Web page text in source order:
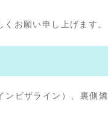
お願い申し上げます。
ンビザライン）、裏側矯